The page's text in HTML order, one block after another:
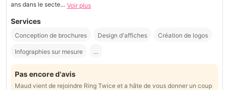
ans dans le secte... Voir plus
Services
Conception de brochures Design d'affiches Création de logos
Infographies sur mesure ...
Pas encore d'avis
Maud vient de rejoindre Ring Twice et a hâte de vous donner un coup